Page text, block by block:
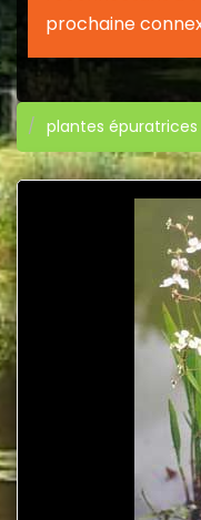
prochaine
plantes épuratrices